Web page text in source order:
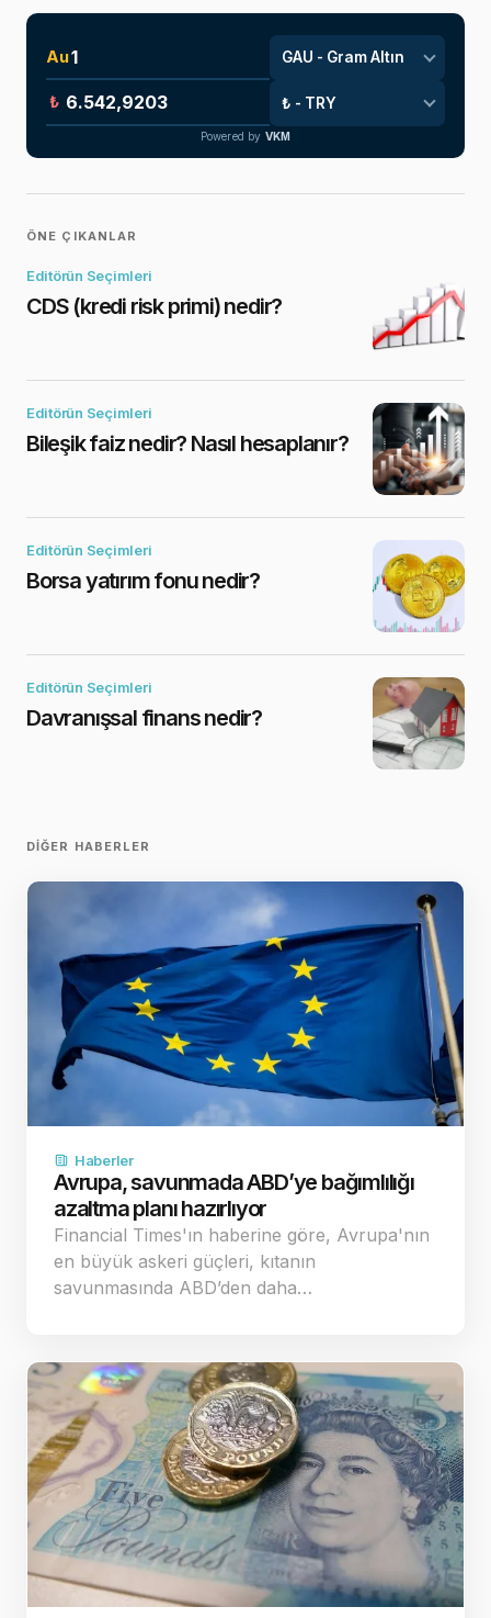
Au
₺
Powered by VKM
ÖNE ÇIKANLAR
Editörün Seçimleri
CDS (kredi risk primi) nedir?
Editörün Seçimleri
Bileşik faiz nedir? Nasıl hesaplanır?
Editörün Seçimleri
Borsa yatırım fonu nedir?
Editörün Seçimleri
Davranışsal finans nedir?
DIĞER HABERLER
Haberler
Avrupa, savunmada ABD’ye bağımlılığı
azaltma planı hazırlıyor
Financial Times'ın haberine göre, Avrupa'nın
en büyük askeri güçleri, kıtanın
savunmasında ABD’den daha…